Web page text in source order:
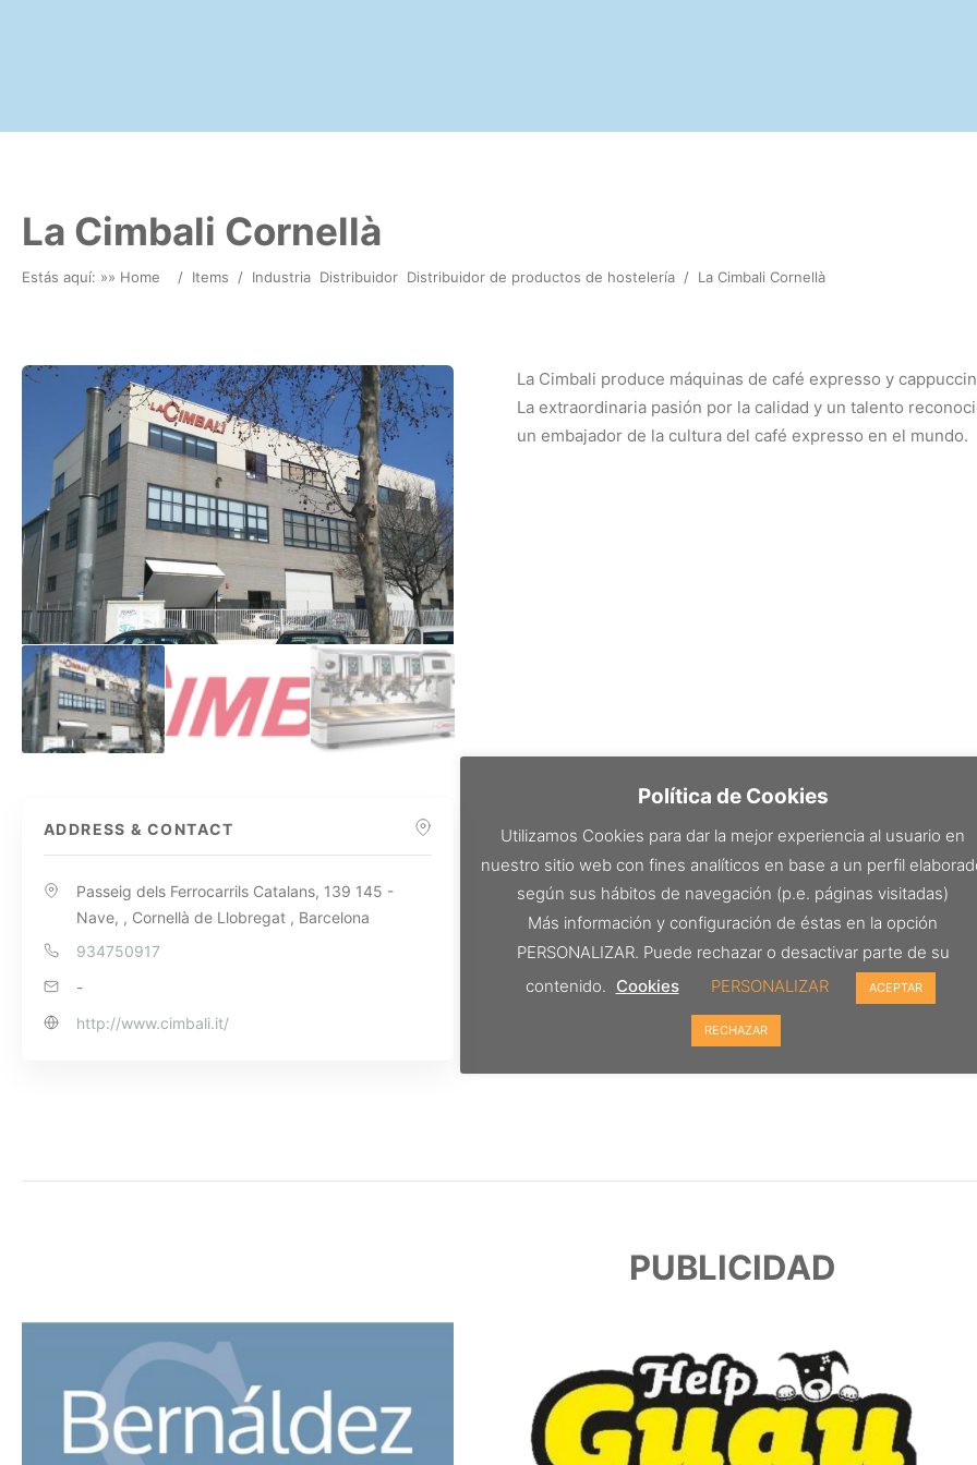
La Cimbali Cornellà
Estás aquí: »» Home / Items / Industria Distribuidor Distribuidor de productos de hostelería / La Cimbali Cornellà
ADDRESS & CONTACT
Passeig dels Ferrocarrils Catalans, 139 145 -
Nave, , Cornellà de Llobregat , Barcelona
934750917
-
http://www.cimbali.it/
La Cimbali produce máquinas de café expresso y
La extraordinaria pasión por la calidad y un talento
un embajador de la cultura del café expresso en el mundo.
PUBLICIDAD
Política de Cookies
Utilizamos Cookies para dar la mejor experiencia al usuario en
nuestro sitio web con fines analíticos en base a un perfil
según sus hábitos de navegación (p.e. páginas visitadas)
Más información y configuración de éstas en la opción
PERSONALIZAR. Puede rechazar o desactivar parte de su
contenido. Cookies PERSONALIZAR ACEPTAR
RECHAZAR